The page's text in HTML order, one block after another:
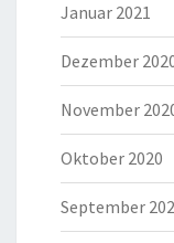
Januar 2021
Dezember
November
Oktober 2020
September